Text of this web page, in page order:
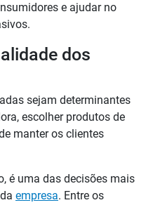
e ajudar no
dos
sejam determinantes
escolher produtos de
manter os clientes
é uma das decisões mais
empresa. Entre os